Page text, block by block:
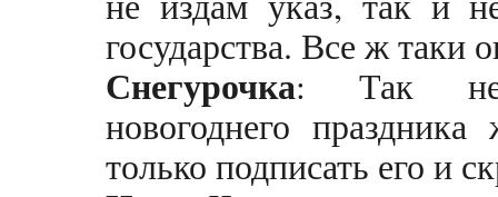
государства. Все ж таки
Снегурочка: Так
новогоднего
только подписать его и